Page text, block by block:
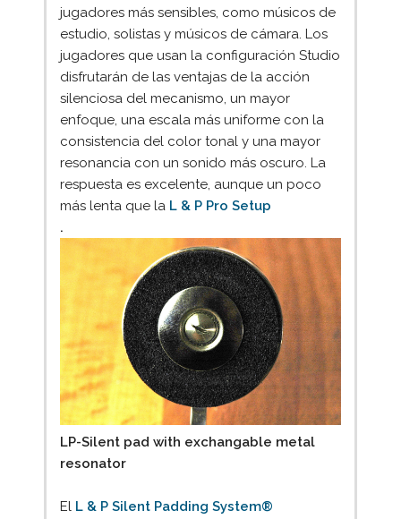
jugadores más sensibles, como músicos de
estudio, solistas y músicos de cámara. Los
jugadores que usan la configuración Studio
disfrutarán de las ventajas de la acción
silenciosa del mecanismo, un mayor
enfoque, una escala más uniforme con la
consistencia del color tonal y una mayor
resonancia con un sonido más oscuro. La
respuesta es excelente, aunque un poco
más lenta que la L & P Pro Setup
.
LP-Silent pad with exchangable metal
resonator
El L & P Silent Padding System®